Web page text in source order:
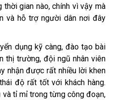
gian nào, chính vì vậy mà
và hỗ trợ người dân nơi đây
dụng kỹ càng, đào tạo bài
thị trường, đội ngũ nhân viên
nhận được rất nhiều lời khen
độ rất tốt với khách hàng.
và tỉ mỉ trong từng công đoạn,